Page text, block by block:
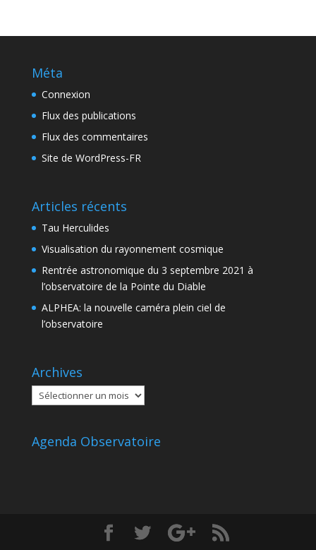
Méta
Connexion
Flux des publications
Flux des commentaires
Site de WordPress-FR
Articles récents
Tau Herculides
Visualisation du rayonnement cosmique
Rentrée astronomique du 3 septembre 2021 à
l’observatoire de la Pointe du Diable
ALPHEA: la nouvelle caméra plein ciel de
l’observatoire
Archives
Archives
Agenda Observatoire